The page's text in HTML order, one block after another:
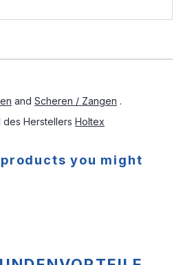
and Scheren / Zangen .
des Herstellers Holtex
you might